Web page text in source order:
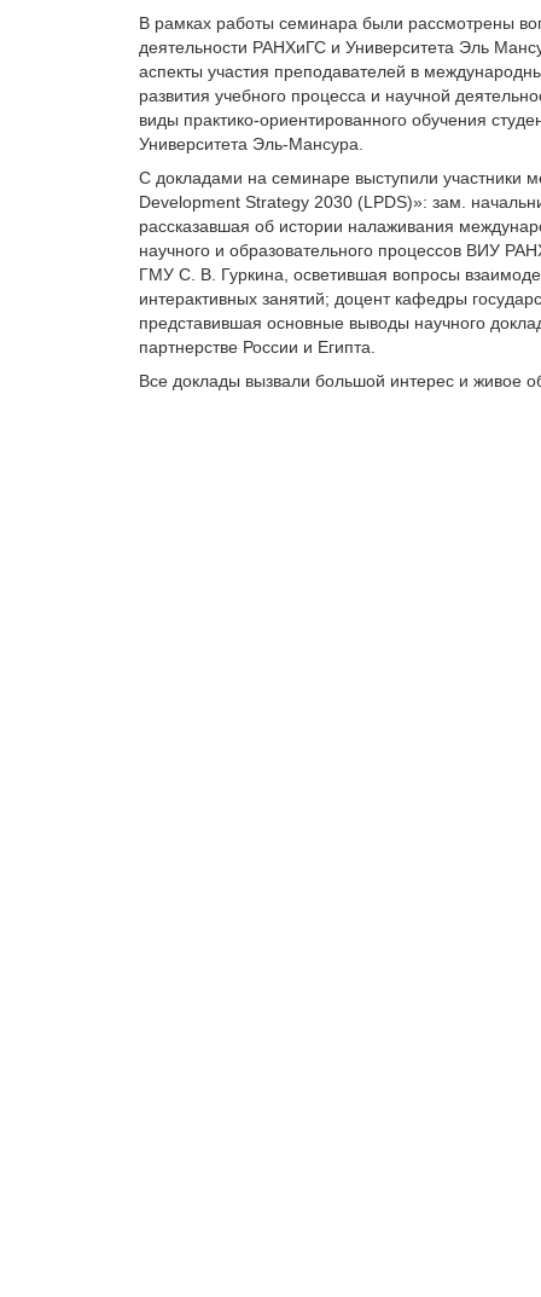
В рамках работы семинара были рассмотрены
деятельности РАНХиГС и Университета Эль
аспекты участия преподавателей в
развития учебного процесса и научной
виды практико-ориентированного обучения
Университета Эль-Мансура.
С докладами на семинаре выступили участники
Development Strategy 2030 (LPDS)»: зам.
рассказавшая об истории налаживания
научного и образовательного процессов ВИУ
ГМУ С. В. Гуркина, осветившая вопросы
интерактивных занятий; доцент кафедры
представившая основные выводы научного
партнерстве России и Египта.
Все доклады вызвали большой интерес и живое